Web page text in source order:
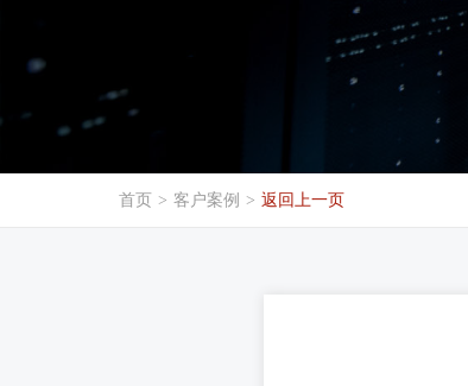
首页 > 客户案例 > 返回上一页